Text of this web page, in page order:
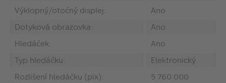
Výklopný/otočný displej:
Ano
Dotyková obrazovka:
Ano
Hledáček:
Ano
Typ hledáčku:
Elektronický
Rozlišení hledáčku (pix):
5 760 000